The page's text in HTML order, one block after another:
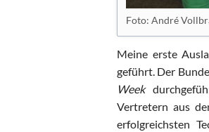
Foto: André
Meine erste
geführt. Der
Week
Vertretern aus
erfolgreichsten